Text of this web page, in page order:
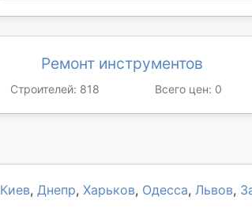
Ремонт инструментов
Строителей: 818 Всего цен: 0
Киев, Днепр, Харьков, Одесса, Львов,